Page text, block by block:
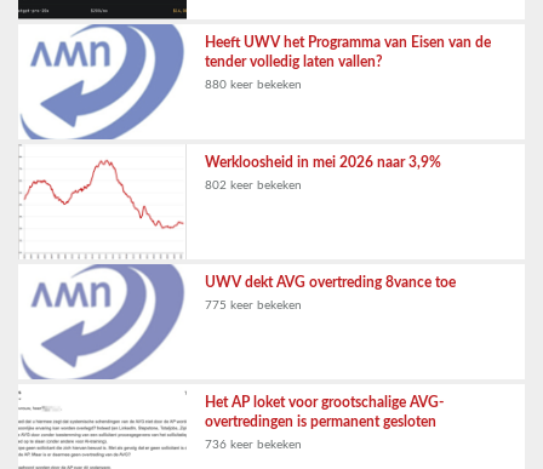
Heeft UWV het Programma van Eisen van de
tender volledig laten vallen?
880 keer bekeken
Werkloosheid in mei 2026 naar 3,9%
802 keer bekeken
UWV dekt AVG overtreding 8vance toe
775 keer bekeken
Het AP loket voor grootschalige AVG-
overtredingen is permanent gesloten
736 keer bekeken